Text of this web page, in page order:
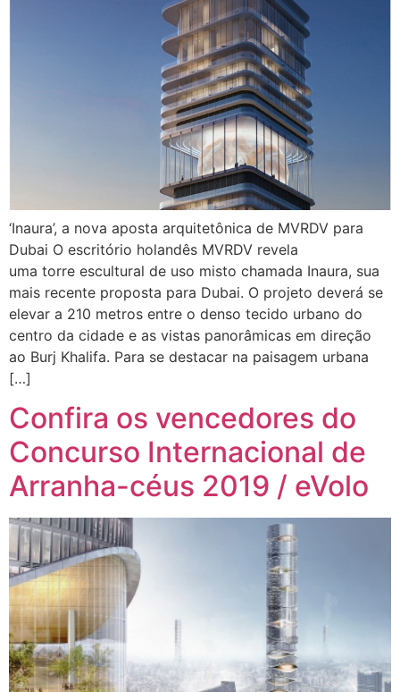
‘Inaura’, a nova aposta arquitetônica de MVRDV para
Dubai O escritório holandês MVRDV revela
uma torre escultural de uso misto chamada Inaura, sua
mais recente proposta para Dubai. O projeto deverá se
elevar a 210 metros entre o denso tecido urbano do
centro da cidade e as vistas panorâmicas em direção
ao Burj Khalifa. Para se destacar na paisagem urbana
[…]
Confira os vencedores do
Concurso Internacional de
Arranha-céus 2019 / eVolo